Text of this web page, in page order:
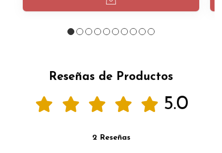
Reseñas de Productos
5.0
2 Reseñas